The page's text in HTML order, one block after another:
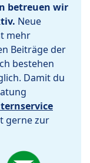
betreuen wir
Neue
mehr
Beiträge der
bestehen
Damit du
gerne zur